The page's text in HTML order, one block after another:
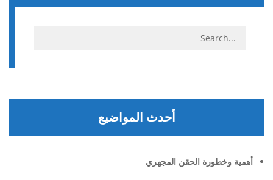
أحدث المواضيع
أهمية وخطورة الحقن المجهري